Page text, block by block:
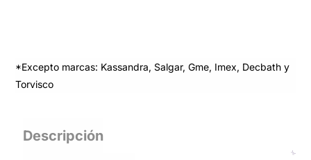
*Excepto marcas: Kassandra, Salgar, Gme, Imex, Decbath y
Torvisco
Descripción